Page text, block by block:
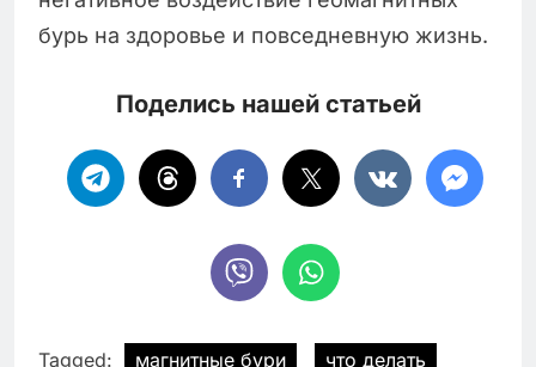
бурь на здоровье и повседневную жизнь.
Поделись нашей статьей
Tagged: магнитные бури что делать